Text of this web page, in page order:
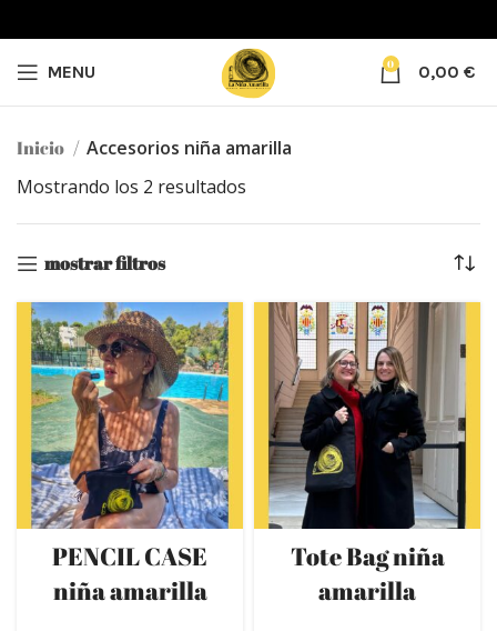
MENU 0 0,00 €
Inicio
Accesorios niña amarilla
Mostrando los 2 resultados
mostrar filtros
PENCIL CASE
niña amarilla
Tote Bag niña
amarilla